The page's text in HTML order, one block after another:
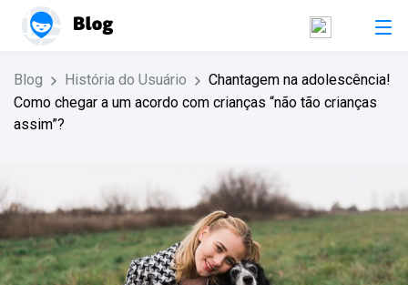
Blog História do Usuário
Chantagem na adolescência!
Como chegar a um acordo com crianças “não tão crianças
assim”?